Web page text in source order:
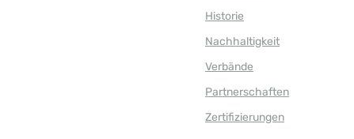
Historie
Nachhaltigkeit
Verbände
Partnerschaften
Zertifizierungen